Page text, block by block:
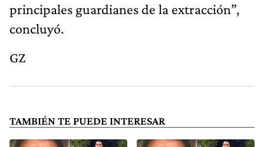
principales guardianes de la extracción”,
concluyó.
GZ
TAMBIÉN TE PUEDE INTERESAR